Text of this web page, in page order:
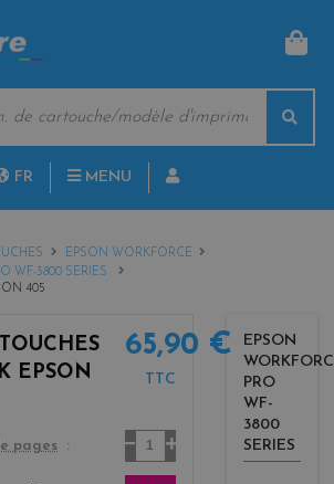
FR MENU
EPSON WORKFORCE
WF-3800 SERIES
405
EPSON
pages
65,90 €
TTC
Quantité
EPSON
PRO
WF-
3800
SERIES